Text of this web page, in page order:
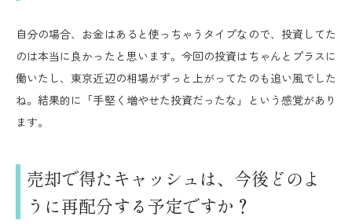
自分の場合、お金はあると使っちゃうタイプなので、投資してた
のは本当に良かったと思います。今回の投資はちゃんとプラスに
働いたし、東京近辺の相場がずっと上がってたのも追い風でした
ね。結果的に「手堅く増やせた投資だったな」という感覚があり
ます。
売却で得たキャッシュは、今後どのよ
うに再配分する予定ですか？